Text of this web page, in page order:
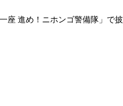
座 進め！ニホンゴ警備隊」で